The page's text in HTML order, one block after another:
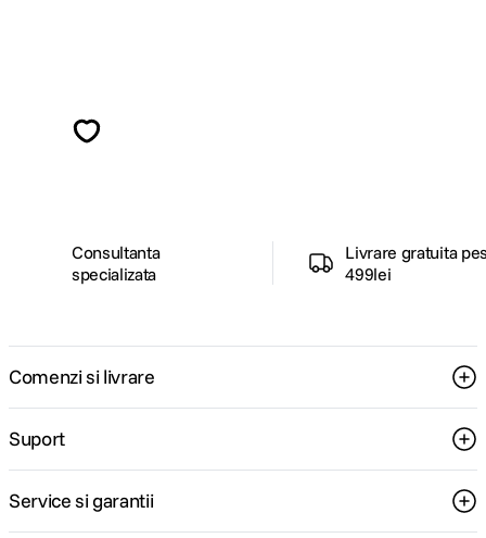
Consultanta
specializata
Livrare gratuita
499lei
Comenzi si livrare
Suport
Service si garantii